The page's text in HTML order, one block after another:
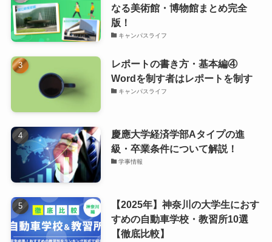
なる美術館・博物館まとめ完全
版！
キャンパスライフ
レポートの書き方・基本編④
Wordを制す者はレポートを制す
キャンパスライフ
慶應大学経済学部Aタイプの進
級・卒業条件について解説！
学事情報
【2025年】神奈川の大学生におす
すめの自動車学校・教習所10選
【徹底比較】